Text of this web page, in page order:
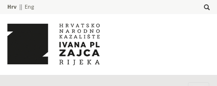
Hrv Eng